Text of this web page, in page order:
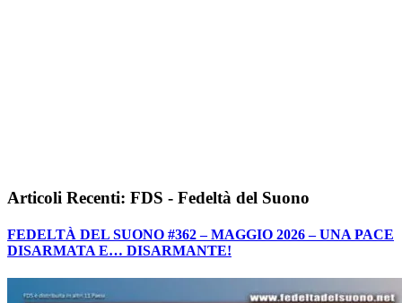
Articoli Recenti: FDS - Fedeltà del Suono
FEDELTÀ DEL SUONO #362 – MAGGIO 2026 – UNA PACE
DISARMATA E… DISARMANTE!